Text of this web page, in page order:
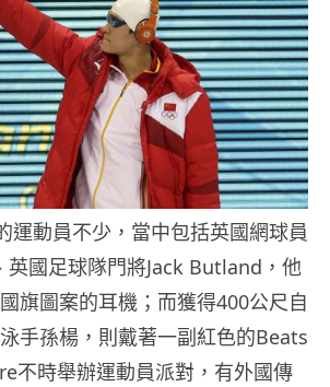
運動員不少，當中包括英國網球員
英國足球隊門將Jack Butland，他
旗圖案的耳機；而獲得400公尺自
手孫楊，則戴著一副紅色的Beats
不時舉辦運動員派對，有外國傳